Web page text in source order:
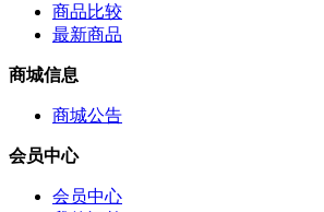
商品比较
最新商品
商城信息
商城公告
会员中心
会员中心